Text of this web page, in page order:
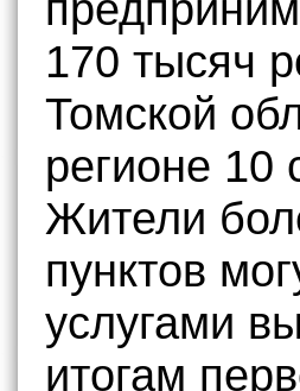
170 тысяч
Томской
регионе
Жители
пунктов
услугами
итогам